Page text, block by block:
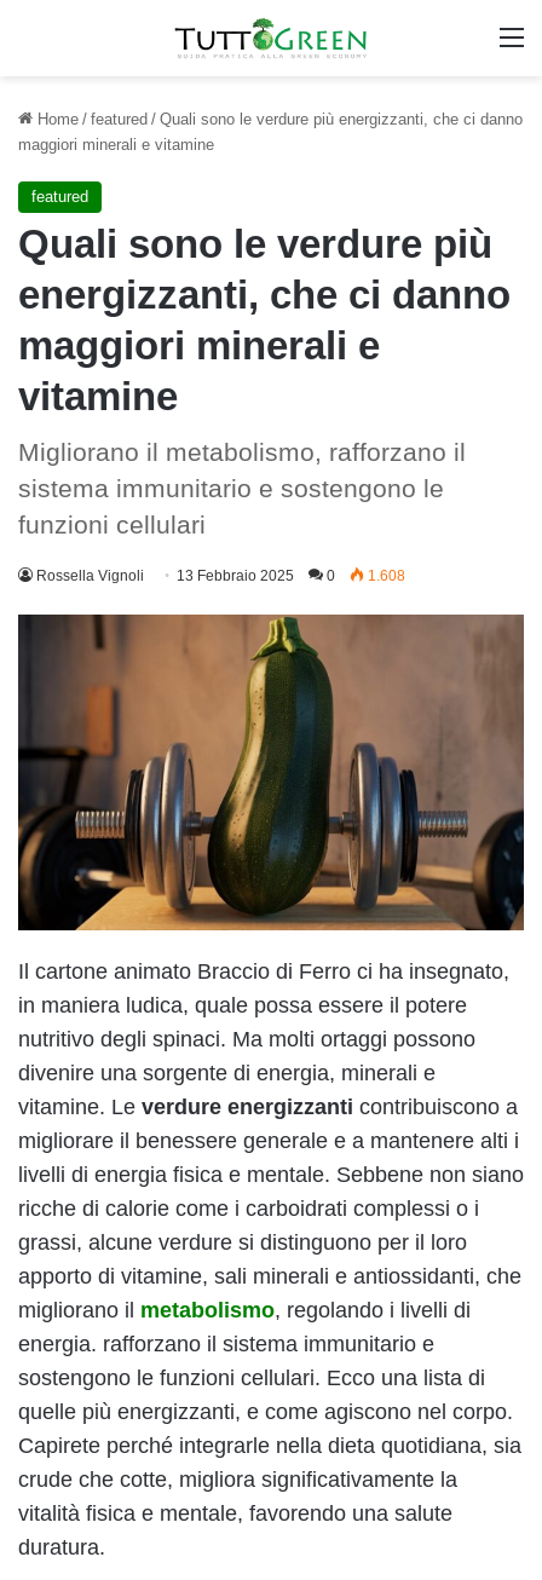
Home / featured / Quali sono le verdure più energizzanti, che ci danno
maggiori minerali e vitamine
featured
Quali sono le verdure più
energizzanti, che ci danno
maggiori minerali e
vitamine
Migliorano il metabolismo, rafforzano il
sistema immunitario e sostengono le
funzioni cellulari
Rossella Vignoli 13 Febbraio 2025 0 1.608
Il cartone animato Braccio di Ferro ci ha insegnato,
in maniera ludica, quale possa essere il potere
nutritivo degli spinaci. Ma molti ortaggi possono
divenire una sorgente di energia, minerali e
vitamine. Le verdure energizzanti contribuiscono a
migliorare il benessere generale e a mantenere alti i
livelli di energia fisica e mentale. Sebbene non siano
ricche di calorie come i carboidrati complessi o i
grassi, alcune verdure si distinguono per il loro
apporto di vitamine, sali minerali e antiossidanti, che
migliorano il metabolismo, regolando i livelli di
energia. rafforzano il sistema immunitario e
sostengono le funzioni cellulari. Ecco una lista di
quelle più energizzanti, e come agiscono nel corpo.
Capirete perché integrarle nella dieta quotidiana, sia
crude che cotte, migliora significativamente la
vitalità fisica e mentale, favorendo una salute
duratura.